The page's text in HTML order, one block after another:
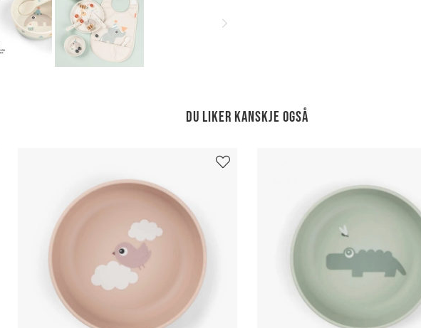
Du liker kanskje også